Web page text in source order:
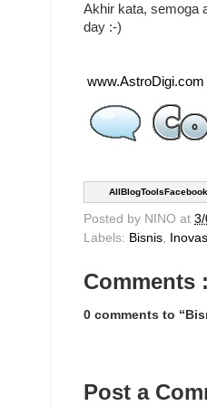
Akhir kata, semoga
day :-)
www.AstroDigi.com
Posted by NINO at
Labels: Bisnis,
Comments :
0 comments to
Post a